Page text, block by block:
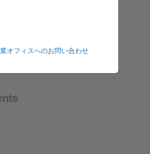
オフィスへのお問い合わせ